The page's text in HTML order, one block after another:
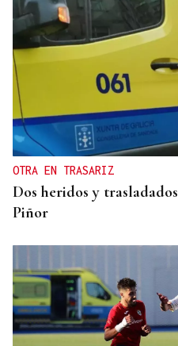
OTRA EN TRASARIZ
Dos heridos y
Piñor